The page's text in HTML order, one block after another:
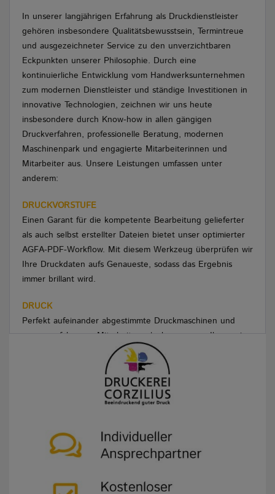
In unserer langjährigen Erfahrung als Druckdienstleister
gehören insbesondere Qualitätsbewusstsein, Termintreue
und ausgezeichneter Service zu den unverzichtbaren
Eckpunkten unserer Philosophie. Durch eine
kontinuierliche Entwicklung vom Handwerksunternehmen
zum modernen Dienstleister und ständige Investitionen in
innovative Technologien, zeichnen wir uns heute
insbesondere durch Know-how in allen gängigen
Druckverfahren, professionelle Beratung, modernen
Maschinenpark und engagierte Mitarbeiterinnen und
Mitarbeiter aus. Unsere Leistungen umfassen unter
anderem:
DRUCKVORSTUFE
Einen Garant für die kompetente Bearbeitung gelieferter
als auch selbst erstellter Dateien bietet unser optimierter
AGFA-PDF-Workflow. Mit diesem Werkzeug überprüfen wir
Ihre Druckdaten aufs Genaueste, sodass das Ergebnis
immer brillant wird.
DRUCK
Perfekt aufeinander abgestimmte Druckmaschinen und
unsere erfahrenen Mitarbeiter erlauben es uns, Ihnen ein
breit gefächertes Spektrum an Möglichkeiten zu bieten.
Ob große Auflagen im modernen Offsetdruck oder kleine
Auflagen im flexiblen Digitaldruck – mit dem passenden
Druckverfahren und unserem langjährigen Know-How
sorgen wir stets für optimale Ergebnisse.
WEITERVERARBEITUNG
Wir verfügen in unserem Hause über eine komplett
der Weiterverarbeitung Ihrer Drucksachen beste Qualität